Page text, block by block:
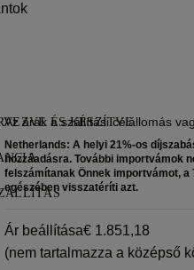
Az árak a szállítási célállomás
Netherlands: A helyi 21%-os
hozzáadásra. További importvámok
felszámítanak Önnek importvámot,
egészében visszatéríti azt.
Ár beállítása€ 1.851,18
(nem tartalmazza a középső
ÉS KÉSZÍTVE
a 77 Diamonds mestereitől —
élethosszig tartó
.
függetlenül attól, hogy hol él.
kézbesítési szolgáltatásán
teljes körűen biztosítva
a vásárlást 30 napon